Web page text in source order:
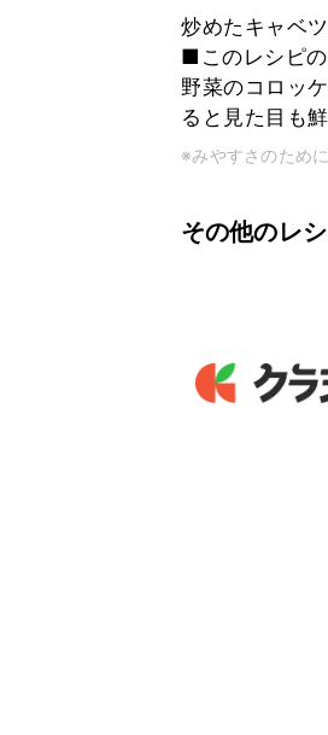
炒めたキャベ
■このレシピ
野菜のコロッ
ると見た目も
※みやすさのため
その他のレ